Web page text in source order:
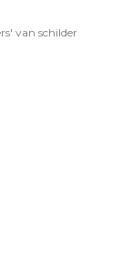
van schilder